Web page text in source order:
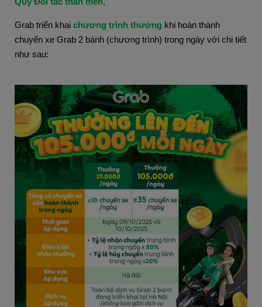
Quý Đối tác thân mến,
Grab triển khai chương trình thưởng khi hoàn thành
chuyến xe Grab 2 bánh (chương trình) trong ngày với chi tiết
như sau: